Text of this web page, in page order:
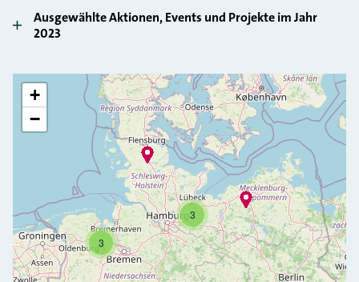
Ausgewählte Aktionen, Events und Projekte im Jahr
2023
3
3
+
−
Zurück